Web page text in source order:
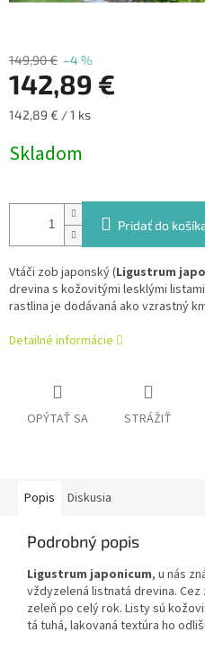
149,90 € –4 %
142,89 €
Jednotková
142,89 € / 1 ks
Skladom
Pridať do
Vtáči zob japonský (Ligustrum
drevina s kožovitými lesklými
rastlina je dodávaná ako vzrastný
Detailné informácie
OPÝTAŤ SA STRÁŽIŤ
Popis Diskusia
Podrobný popis
Ligustrum japonicum, u nás
vždyzelená listnatá drevina.
zeleň po celý rok. Listy sú
tá tuhá, lakovaná textúra ho